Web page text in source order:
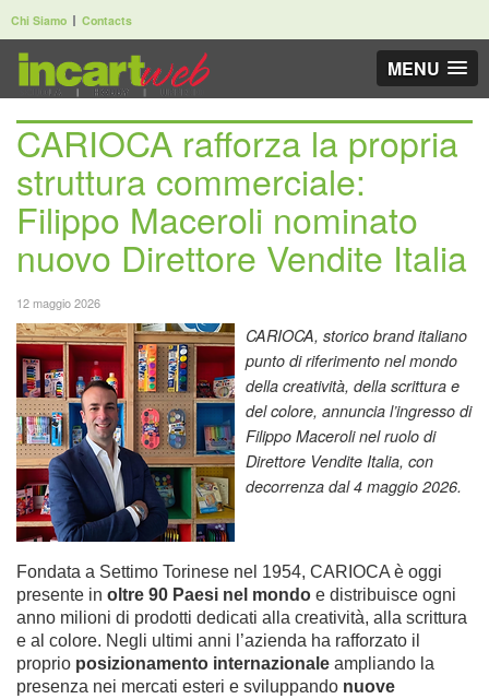
Chi Siamo Contacts
MENU
CARIOCA rafforza la propria
struttura commerciale:
Filippo Maceroli nominato
nuovo Direttore Vendite Italia
12 maggio 2026
CARIOCA, storico brand italiano
punto di riferimento nel mondo
della creatività, della scrittura e
del colore, annuncia l’ingresso di
Filippo Maceroli nel ruolo di
Direttore Vendite Italia, con
decorrenza dal 4 maggio 2026.
Fondata a Settimo Torinese nel 1954, CARIOCA è oggi
presente in oltre 90 Paesi nel mondo e distribuisce ogni
anno milioni di prodotti dedicati alla creatività, alla scrittura
e al colore. Negli ultimi anni l’azienda ha rafforzato il
proprio posizionamento internazionale ampliando la
presenza nei mercati esteri e sviluppando nuove